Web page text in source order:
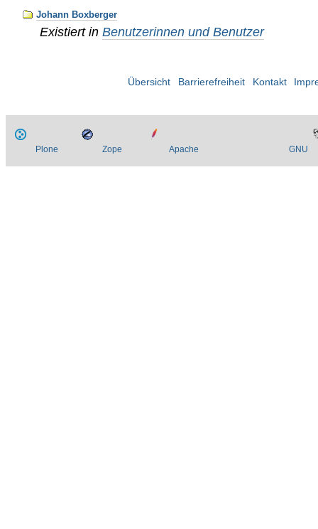
Johann Boxberger
Existiert in Benutzerinnen und Benutzer
Übersicht Barrierefreiheit Kontakt
Plone Zope Apache GNU